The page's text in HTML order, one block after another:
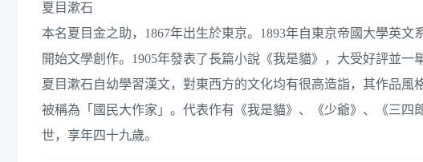
夏目漱石
本名夏目金之助，1867年出生於東京。1893年自東京帝國大學英
開始文學創作。1905年發表了長篇小說《我是貓》，大受好評並一
夏目漱石自幼學習漢文，對東西方的文化均有很高造詣，其作品風
被稱為「國民大作家」。代表作有《我是貓》、《少爺》、《三
世，享年四十九歲。